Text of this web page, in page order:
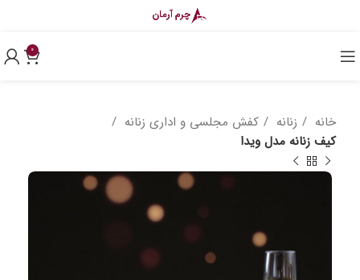
0
خانه زنانه
کفش مجلسی و اداری زنانه
کیف زنانه مدل ویدا